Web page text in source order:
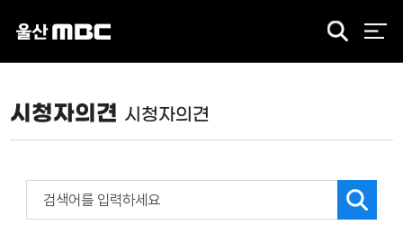
검
시청자의견 시청자의견